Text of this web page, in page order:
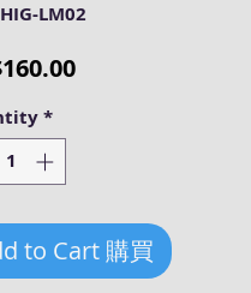
LM02
Price
*
to Cart 購買